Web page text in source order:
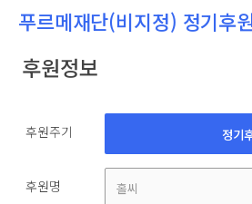
푸르메재단(비지정) 정기후
후원정보
후원주기 정기
후원명